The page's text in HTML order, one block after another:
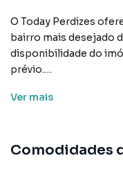
O Today Perdizes
bairro mais desejado
disponibilidade do
prévio.
Características:
• Bar
Ver mais
Comodidades